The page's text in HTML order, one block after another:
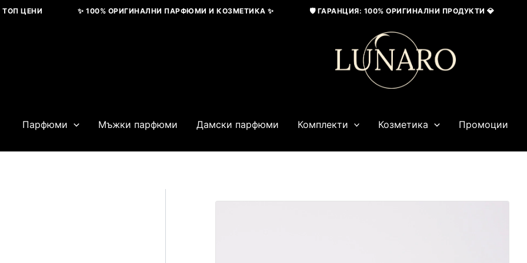
Skip
Парфюми Мъжки парфюми Дамски парфюми Комплекти Козметика Промоции
ЦЕНИ ✨ 100% ОРИГИНАЛНИ ПАРФЮМИ И КОЗМЕТИКА ✨ 🛡️ ГАРАНЦИЯ: 100% ОРИГИНАЛНИ ПРОДУКТИ 💎